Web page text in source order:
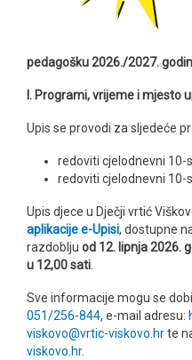
pedagošku 2026./2027.
I. Programi, vrijeme i mjesto
Upis se provodi za sljedeće
redoviti cjelodnevni 10-
redoviti cjelodnevni 10-
Upis djece u Dječji vrtić
aplikacije e-Upisi, dostupne
razdoblju od 12. lipnja 2026.
u 12,00 sati.
Sve informacije mogu se
051/256-844, e-mail adresu:
viskovo@vrtic-viskovo.hrte
viskovo.hr.